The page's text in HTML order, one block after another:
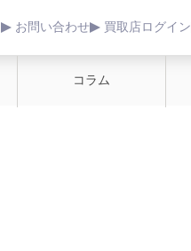
お問い合わせ 買取店ログイン
コラム